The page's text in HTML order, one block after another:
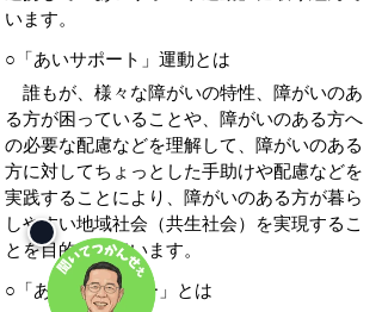
います。
○「あいサポート」運動とは
誰もが、様々な障がいの特性、障がいのあ
る方が困っていることや、障がいのある方へ
の必要な配慮などを理解して、障がいのある
方に対してちょっとした手助けや配慮などを
実践することにより、障がいのある方が暮ら
しやすい地域社会（共生社会）を実現するこ
とを目的としています。
○「あいサポーター」とは